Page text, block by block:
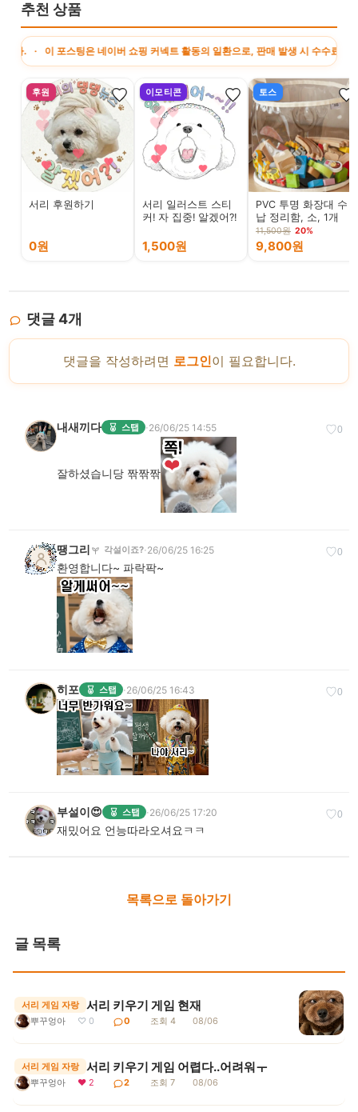
추천 상품
포스팅은 네이버 쇼핑 커넥트 활동의 일환으로, 판매 발생 시 수수료를 제공
후원
서리 후원하기
0원
이모티콘
서리 일러스트 스티
커! 자 집중! 알겠어?!
1,500원
토스
PVC 투명 화장대 수
납 정리함, 소, 1개
11,500원 20%
9,800원
댓글4개
댓글을 작성하려면 로그인이 필요합니다.
♡0
내새끼다 스탭 ·26/06/25 14:55
잘하셨습니당 짞짞짞
♡0
땡그리 각설이죠?·26/06/25 16:25
♡0
히포 스탭 ·26/06/25 16:43
♡0
부설이😍 스탭 ·26/06/25 17:20
재밌어요 언능따라오셔요ㅋㅋ
목록으로 돌아가기
글 목록
서리 게임 자랑 서리 키우기 게임 현재
뿌꾸엉아 ♡ 0 0 조회 4 08/06
서리 게임 자랑 서리 키우기 게임 어렵다..어려워ㅜ
뿌꾸엉아 ❤ 2 2 조회 7 08/06